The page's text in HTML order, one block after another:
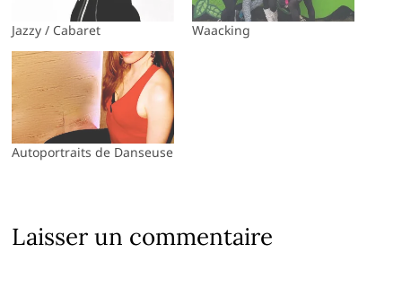
Jazzy / Cabaret Waacking
Autoportraits de Danseuse
Laisser un commentaire